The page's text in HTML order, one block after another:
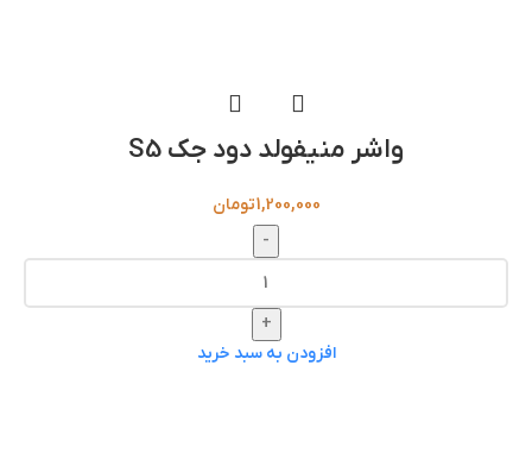
واشر منیفولد دود جک S5
1,200,000تومان
-
+
افزودن به سبد خرید